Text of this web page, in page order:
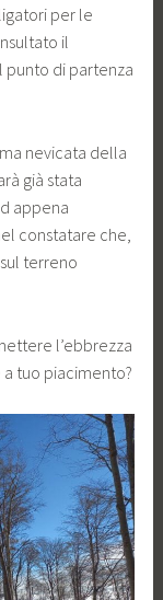
per le
il
punto di partenza
nevicata della
già stata
appena
constatare che,
terreno
l’ebbrezza
tuo piacimento?